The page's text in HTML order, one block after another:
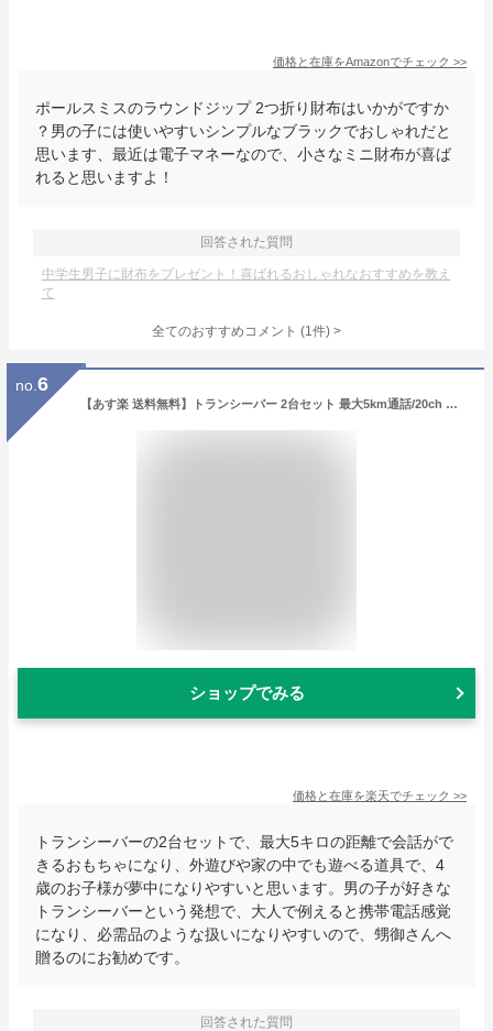
価格と在庫をAmazonでチェック >>
ポールスミスのラウンドジップ 2つ折り財布はいかがですか
？男の子には使いやすいシンプルなブラックでおしゃれだと
思います、最近は電子マネーなので、小さなミニ財布が喜ば
れると思いますよ！
回答された質問
中学生男子に財布をプレゼント！喜ばれるおしゃれなおすすめを教え
て
全てのおすすめコメント (1件) >
no. 6
【あす楽 送料無料】トランシーバー 2台セット 最大5km通話/20ch アウトドア お年玉 ハンディトランシーバー プレゼント 玩具 おもちゃ 小学生 男の子 女の子 3歳 4歳 5歳 クリスマス クリスマスプレゼント
ショップでみる
価格と在庫を楽天でチェック >>
トランシーバーの2台セットで、最大5キロの距離で会話がで
きるおもちゃになり、外遊びや家の中でも遊べる道具で、4
歳のお子様が夢中になりやすいと思います。男の子が好きな
トランシーバーという発想で、大人で例えると携帯電話感覚
になり、必需品のような扱いになりやすいので、甥御さんへ
贈るのにお勧めです。
回答された質問